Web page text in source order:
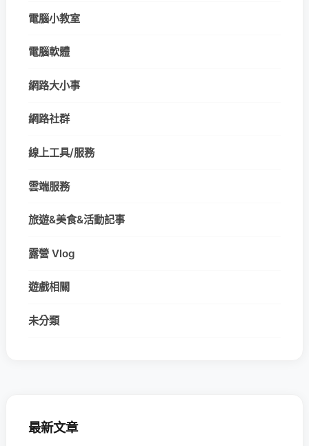
電腦小教室
電腦軟體
網路大小事
網路社群
線上工具/服務
雲端服務
旅遊&美食&活動記事
露營 Vlog
遊戲相關
未分類
最新文章